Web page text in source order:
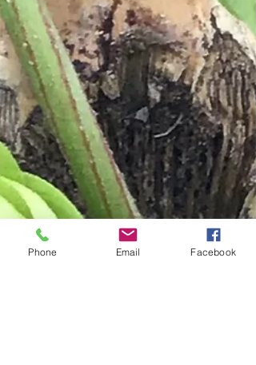
が掲載頂きました。 丁寧な取材と、ステキな
真で、素晴らしい仕上がりにして頂きました
下記、URLをクリック！ https://nara.jr-
central.co.jp/kankou...
Phone Email Facebook